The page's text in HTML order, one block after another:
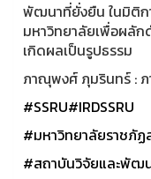
พัฒนาที่ยั่งยืน ในมิติก
มหาวิทยาลัยเพื่อผลั
เกิดผลเป็นรูปธรรม
ภาณุพงศ์ ภุมรินทร์ :
#SSRU#IRDSSRU
#มหาวิทยาลัยราชภัฏ
#สถาบันวิจัยและพัฒ